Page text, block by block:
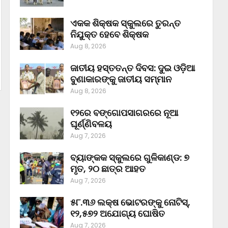
ଏକକ ଶିକ୍ଷକ ସ୍କୁଲରେ ତୁରନ୍ତ
ନିଯୁକ୍ତ ହେବେ ଶିକ୍ଷକ
Aug 8, 2026
ଜାତୀୟ ହସ୍ତତନ୍ତ ଦିବସ: ଦୁଇ ଓଡ଼ିଆ
ବୁଣାକାରଙ୍କୁ ଜାତୀୟ ସମ୍ମାନ
Aug 8, 2026
୧୨ରେ ବଙ୍ଗୋପସାଗରରେ ନୂଆ
ଘୂର୍ଣ୍ଣିବଳୟ
Aug 7, 2026
ବ୍ୟାଙ୍କକ ସ୍କୁଲରେ ଗୁଳିକାଣ୍ଡ: ୭
ମୃତ, ୨୦ ଛାତ୍ର ଆହତ
Aug 7, 2026
୫୮.୩୬ ଲକ୍ଷ ଭୋଟରଙ୍କୁ ନୋଟିସ୍‌,
୧୨,୫୭୨ ଅଯୋଗ୍ୟ ଘୋଷିତ
Aug 7, 2026